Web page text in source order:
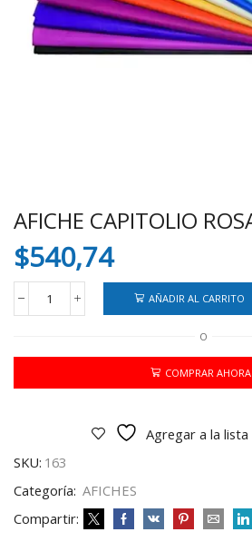
AFICHE CAPITOLIO
$540,74
AFICHE
CAPITOLIO
X25
AÑADIR AL CARRITO
O
COMPRAR AHORA
Agregar a la lista
SKU: 163
Categoría: AFICHES
Compartir: